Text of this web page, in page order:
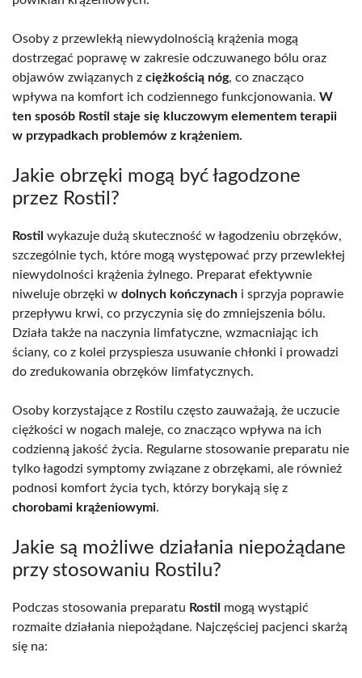
Osoby z przewlekłą niewydolnością krążenia mogą
dostrzegać poprawę w zakresie odczuwanego bólu oraz
objawów związanych z ciężkością nóg, co znacząco
wpływa na komfort ich codziennego funkcjonowania. W
ten sposób Rostil staje się kluczowym elementem terapii
w przypadkach problemów z krążeniem.
Jakie obrzęki mogą być łagodzone
przez Rostil?
Rostil wykazuje dużą skuteczność w łagodzeniu obrzęków,
szczególnie tych, które mogą występować przy przewlekłej
niewydolności krążenia żylnego. Preparat efektywnie
niweluje obrzęki w dolnych kończynach i sprzyja poprawie
przepływu krwi, co przyczynia się do zmniejszenia bólu.
Działa także na naczynia limfatyczne, wzmacniając ich
ściany, co z kolei przyspiesza usuwanie chłonki i prowadzi
do zredukowania obrzęków limfatycznych.
Osoby korzystające z Rostilu często zauważają, że uczucie
ciężkości w nogach maleje, co znacząco wpływa na ich
codzienną jakość życia. Regularne stosowanie preparatu nie
tylko łagodzi symptomy związane z obrzękami, ale również
podnosi komfort życia tych, którzy borykają się z
chorobami krążeniowymi.
Jakie są możliwe działania niepożądane
przy stosowaniu Rostilu?
Podczas stosowania preparatu Rostil mogą wystąpić
rozmaite działania niepożądane. Najczęściej pacjenci skarżą
się na: